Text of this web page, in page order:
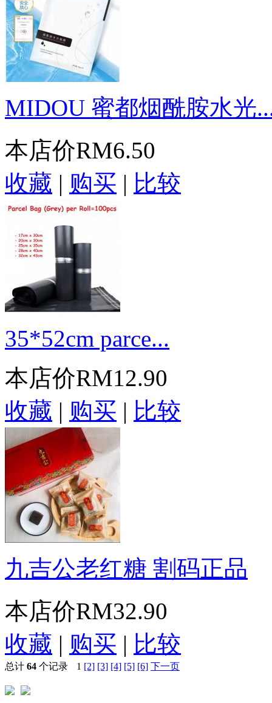
MIDOU 蜜都烟酰胺水光
本店价RM6.50
收藏 | 购买 | 比较
35*52cm parce...
本店价RM12.90
收藏 | 购买 | 比较
九吉公老红糖 割码正品
本店价RM32.90
收藏 | 购买 | 比较
总计 64 个记录 1 [2] [3] [4] [5] [6] 下一页